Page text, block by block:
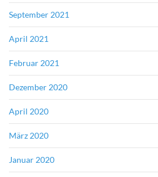
September 2021
April 2021
Februar 2021
Dezember 2020
April 2020
März 2020
Januar 2020